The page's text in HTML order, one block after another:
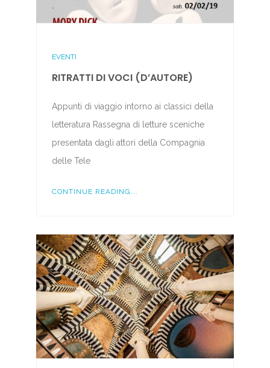
EVENTI
RITRATTI DI VOCI (D’AUTORE)
Appunti di viaggio intorno ai classici della
letteratura Rassegna di letture sceniche
presentata dagli attori della Compagnia
delle Tele
CONTINUE READING...